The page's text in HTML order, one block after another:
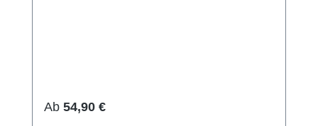
Regulärer Preis:
Ab 54,90 €